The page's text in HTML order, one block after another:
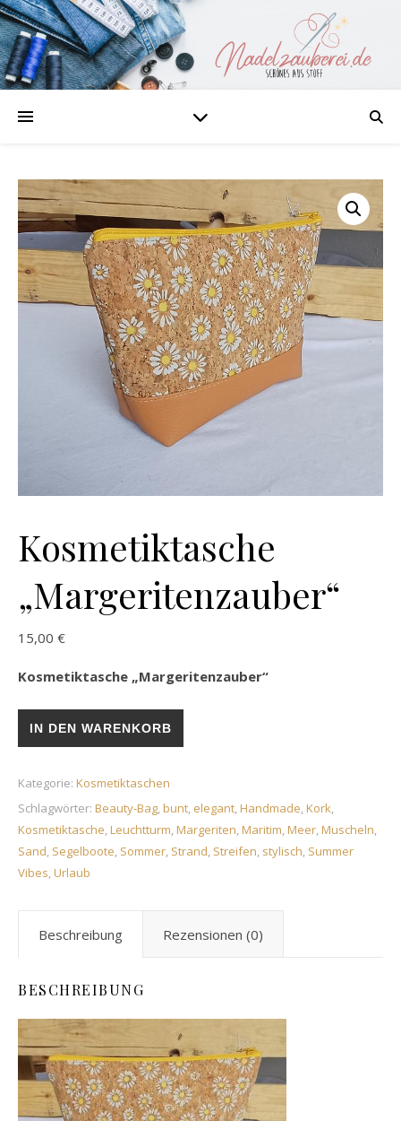
Kosmetiktasche
„Margeritenzauber“
15,00 €
Kosmetiktasche „Margeritenzauber“
IN DEN WARENKORB
Kategorie: Kosmetiktaschen
Schlagwörter: Beauty-Bag bunt elegant Handmade Kork
Kosmetiktasche Leuchtturm Margeriten Maritim Meer Muscheln
Sand Segelboote Sommer Strand Streifen stylisch Summer
Vibes Urlaub
Beschreibung Rezensionen (0)
BESCHREIBUNG